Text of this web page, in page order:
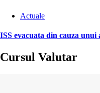
Actuale
ISS evacuata din cauza
Cursul Valutar